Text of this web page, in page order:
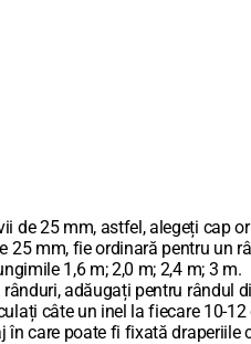
de 25 mm, astfel, alegeți
25 mm, fie ordinară pentru un
1,6 m; 2,0 m; 2,4 m; 3 m.
adăugați pentru rândul
câte un inel la fiecare 10-
în care poate fi fixată draperiile